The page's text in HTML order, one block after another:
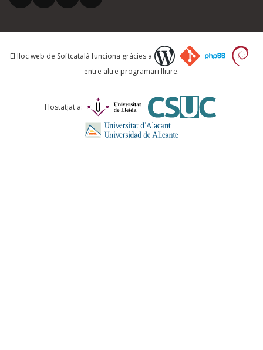
Què proposeu?
Comentari *
El lloc web de Softcatalà funciona gràcies a
entre altre programari lliure.
Hostatjat a: